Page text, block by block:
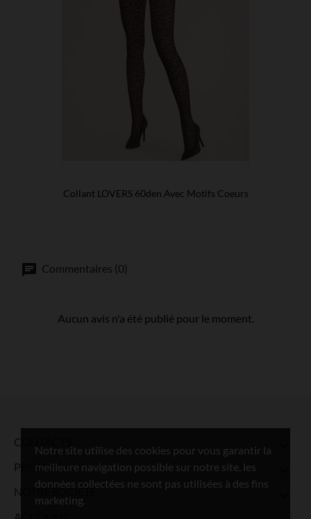
Notre site utilise des cookies pour vous garantir la
meilleure navigation possible sur notre site, les
données collectées ne sont pas utilisées à des fins
marketing.
Collant LOVERS 60den Avec Motifs Coeurs
Commentaires (0)
Aucun avis n'a été publié pour le moment.
CONTACTS
PRODUITS
NOTRE SOCIÉTÉ